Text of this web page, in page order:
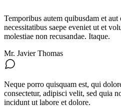
Temporibus autem quibusdam et
necessitatibus saepe eveniet ut et
molestiae non recusandae. Itaque.
Mr. Javier Thomas
Neque porro quisquam est, qui
consectetur, adipisci velit, sed quia
incidunt ut labore et dolore.